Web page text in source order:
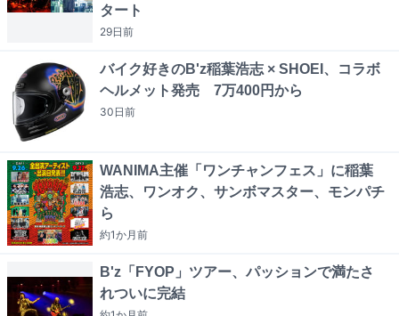
タート
29日前
バイク好きのB'z稲葉浩志 × SHOEI、コラボ
ヘルメット発売 7万400円から
30日前
WANIMA主催「ワンチャンフェス」に稲葉
浩志、ワンオク、サンボマスター、モンパチ
ら
約1か月前
B'z「FYOP」ツアー、パッションで満たさ
れついに完結